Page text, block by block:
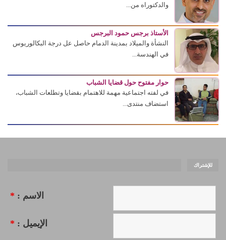
والدكتوراه من...
الأستاذ برجس حمود البرجس
النشأة والميلاد بمدينة الدمام حاصل عل درجة البكالوريوس
في الهندسة...
حوار مفتوح حول قضايا الشباب
في لفته اجتماعية مهمة للاهتمام بقضايا وتطلعات الشباب،
استضاف منتدى...
للإشتراك
الاسم : *
الإيميل : *